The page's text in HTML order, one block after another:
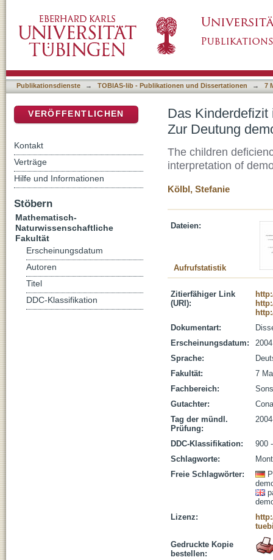
Strukturen in Gräberfeldern
Publikationsdienste → TOBIAS-lib - Publikationen und Dissertationen → 7
Das Kinderdefizit
Zur Deutung
The children
interpretation of
Kölbl, Stefanie
Dateien:
Aufrufstatistik
Zitierfähiger Link
(URI):
Dokumentart:
Erscheinungsdatum:
2004
Sprache:
Fakultät:
7
Fachbereich:
Gutachter:
Tag der mündl.
Prüfung:
DDC-Klassifikation:
900
Schlagworte:
Freie Schlagwörter:
Lizenz:
Gedruckte Kopie
bestellen:
VERÖFFENTLICHEN
Kontakt
Verträge
Hilfe und Informationen
Stöbern
Mathematisch-
Naturwissenschaftliche
Fakultät
Erscheinungsdatum
Autoren
Titel
DDC-Klassifikation